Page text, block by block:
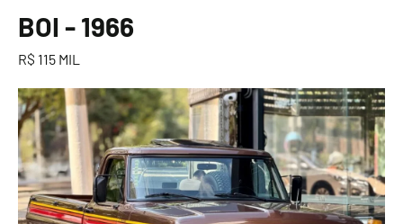
BOI - 1966
R$ 115 MIL